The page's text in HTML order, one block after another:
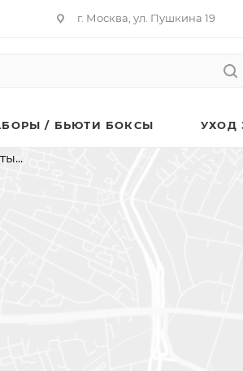
г. Москва, ул. Пушкина 19
/ БЬЮТИ БОКСЫ УХОД